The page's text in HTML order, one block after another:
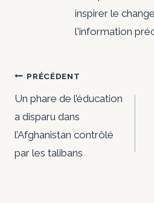
inspirer le
l'information
Navigation
de
l’article
PRÉCÉDENT
Un phare de l’éducation
a disparu dans
l’Afghanistan contrôlé
par les talibans